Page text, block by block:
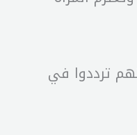
ترددوا في